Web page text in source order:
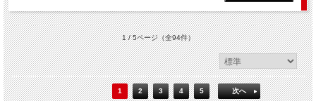
1 / 5ページ（全94件）
1 2 3 4 5 次へ